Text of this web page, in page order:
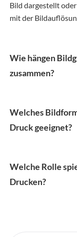
Bild dargestellt
mit der
Wie hängen
zusammen?
Welches
Druck geeignet?
Welche Rolle
Drucken?